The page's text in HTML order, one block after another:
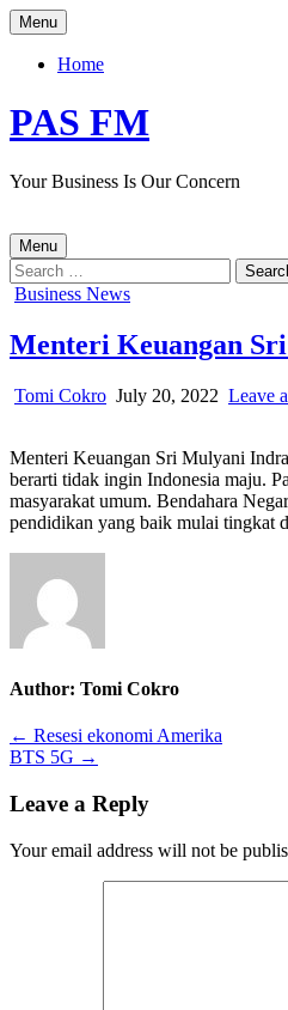
Skip
to
content
Menu
Home
PAS FM
Your Business Is Our Concern
Menu
Search
for:
Posted
Business News
Menteri Keuangan
Author:
Tomi Cokro Published
July 20, 2022 Leave
Menteri Keuangan Sri Mulyani
berarti tidak ingin Indonesia maju.
masyarakat umum. Bendahara
pendidikan yang baik mulai tingkat
Author: Tomi Cokro
Post
navigation
← Resesi ekonomi Amerika
BTS 5G →
Leave a Reply
Your email address will not be